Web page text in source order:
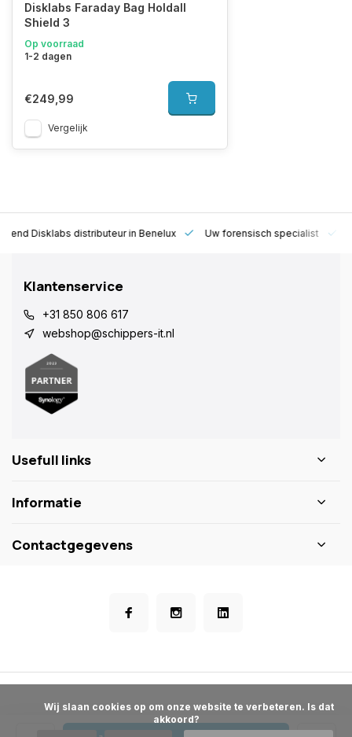
Disklabs Faraday Bag Holdall
Shield 3
Op voorraad
1-2 dagen
€249,99
Vergelijk
Disklabs distributeur in Benelux Uw forensisch specialist
Klantenservice
+31 850 806 617
webshop@schippers-it.nl
Usefull links
Informatie
Contactgegevens
akkoord?